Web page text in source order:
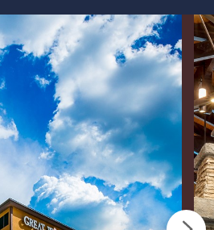
る 詳細 ポイント